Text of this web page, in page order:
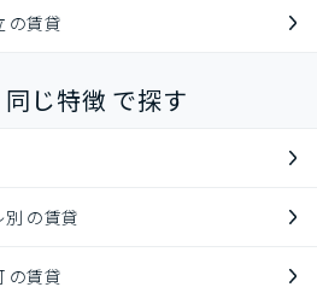
の賃貸
じ特徴 で探す
の賃貸
の賃貸